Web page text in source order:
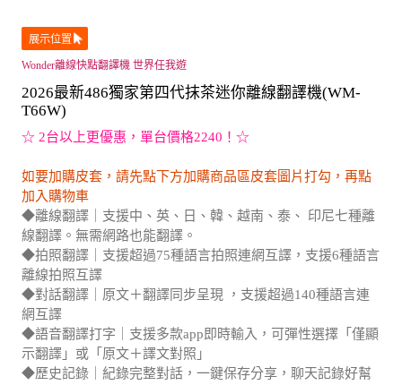
Wonder離線快點翻譯機 世界任我遊
2026最新486獨家第四代抹茶迷你離線翻譯機(WM-
T66W)
☆ 2台以上更優惠，單台價格2240！☆
加入購物車
◆離線翻譯｜支援中、英、日、韓、越南、泰、 印尼七種離
線翻譯。無需網路也能翻譯。
◆拍照翻譯｜支援超過75種語言拍照連網互譯，支援6種語言
離線拍照互譯
◆對話翻譯｜原文＋翻譯同步呈現 ，支援超過140種語言連
網互譯
◆語音翻譯打字｜支援多款app即時輸入，可彈性選擇「僅顯
示翻譯」或「原文＋譯文對照」
◆歷史記錄｜紀錄完整對話，一鍵保存分享，聊天記錄好幫
手。